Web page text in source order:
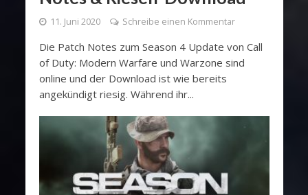
11. Juni 2020 Schreibe einen Kommentar
Die Patch Notes zum Season 4 Update von Call
of Duty: Modern Warfare und Warzone sind
online und der Download ist wie bereits
angekündigt riesig. Während ihr...